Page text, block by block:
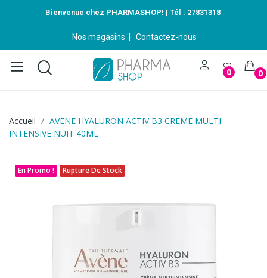
Bienvenue chez PHARMASHOP! | Tél : 27831318
Nos magasins Contactez-nous
0 0
Accueil
AVENE HYALURON ACTIV B3 CREME MULTI
INTENSIVE NUIT 40ML
En Promo ! Rupture De Stock